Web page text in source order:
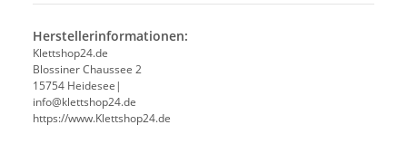
Herstellerinformationen:
Klettshop24.de
Blossiner Chaussee 2
15754 Heidesee|
info@klettshop24.de
https://www.Klettshop24.de